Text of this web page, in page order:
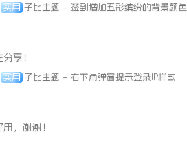
实用 子比主题 – 签到增加五彩缤纷的背景颜色
享！
实用 子比主题 – 右下角弹窗提示登录IP样式
，谢谢！